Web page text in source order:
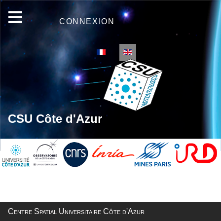
CONNEXION
Select your language
CSU Côte d'Azur
Centre Spatial Universitaire Côte d'Azur